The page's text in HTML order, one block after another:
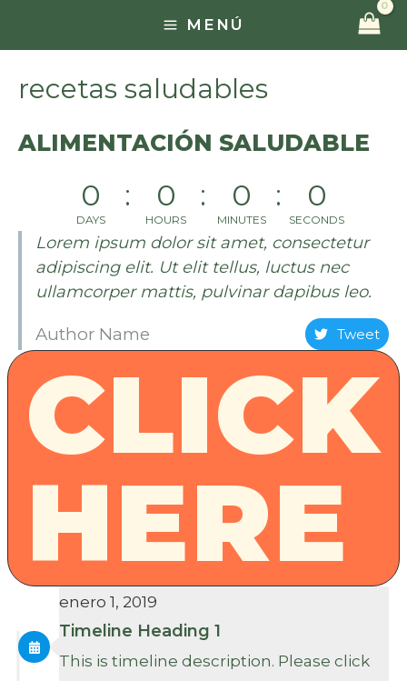
al
MAIN
MENU
MENÚ
recetas saludables
ALIMENTACIÓN SALUDABLE
0
DAYS
0
HOURS
0
MINUTES
0
SECONDS
Lorem ipsum dolor sit amet, consectetur
adipiscing elit. Ut elit tellus, luctus nec
ullamcorper mattis, pulvinar dapibus leo.
Author Name Tweet
CLICK
HERE
enero 1, 2019
Timeline Heading 1
This is timeline description. Please click